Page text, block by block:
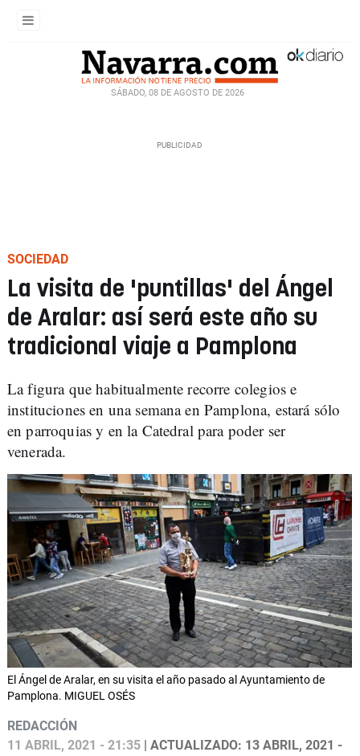
SÁBADO, 08 DE AGOSTO DE 2026
SOCIEDAD
La visita de 'puntillas' del Ángel
de Aralar: así será este año su
tradicional viaje a Pamplona
La figura que habitualmente recorre colegios e
instituciones en una semana en Pamplona, estará sólo
en parroquias y en la Catedral para poder ser
venerada.
El Ángel de Aralar, en su visita el año pasado al Ayuntamiento de
Pamplona. MIGUEL OSÉS
REDACCIÓN
11 ABRIL, 2021 - 21:35 | ACTUALIZADO: 13 ABRIL, 2021 -